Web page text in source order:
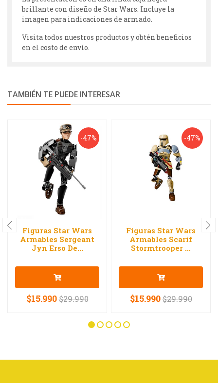
brillante con diseño de Star Wars. Incluye la
imagen para indicaciones de armado.
Visita todos nuestros productos y obtén beneficios
en el costo de envío.
TAMBIÉN TE PUEDE INTERESAR
-47%
Figuras Star Wars
Armables Sergeant
Jyn Erso De...
$15.990$29.990
-47%
Figuras Star Wars
Armables Scarif
Stormtrooper ...
$15.990$29.990